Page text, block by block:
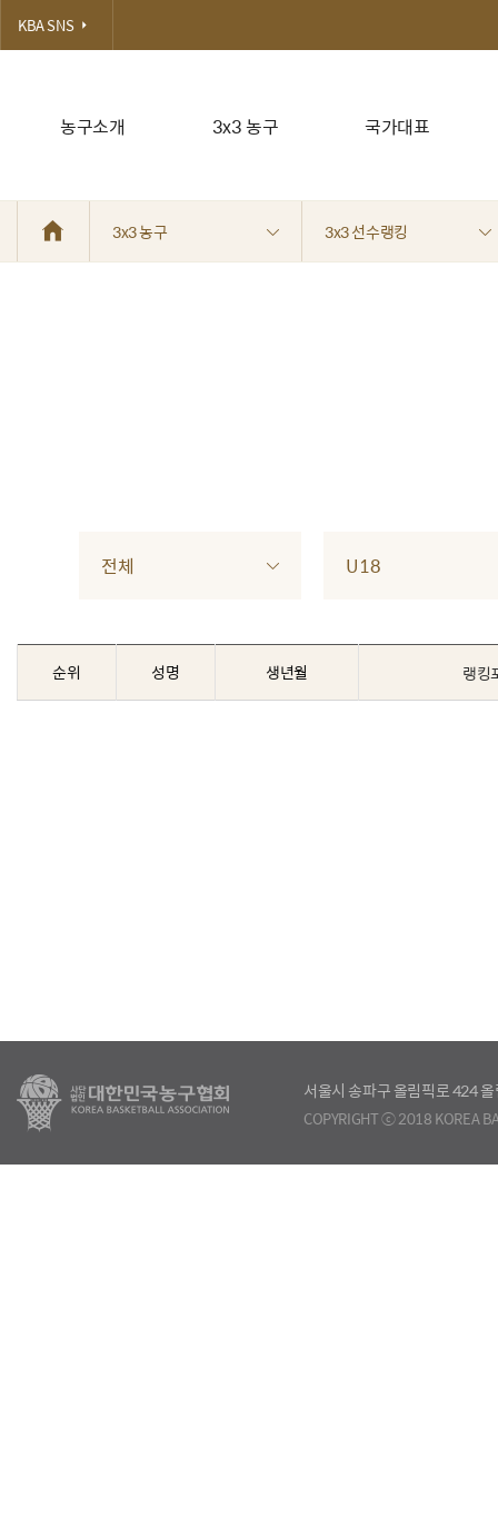
농구소개 3x3 농구 국가대표
KBA SNS
3x3 농구 3x3 선수랭킹
전체 U18
순위 성명 생년월 랭킹
서울시 송파구 올림픽로 424
COPYRIGHT ⓒ 2018 KOREA